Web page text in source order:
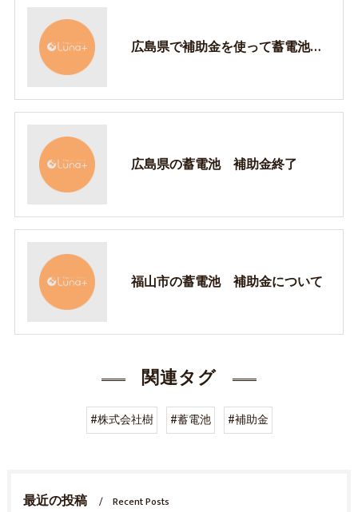
広島県で補助金を使って蓄電池を購入なら株式会社樹へ
広島県の蓄電池 補助金終了
福山市の蓄電池 補助金について
関連タグ
#株式会社樹 #蓄電池 #補助金
最近の投稿 Recent Posts